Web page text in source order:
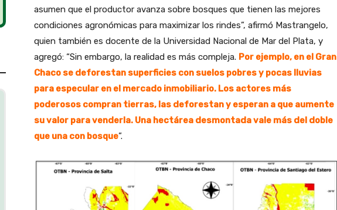
asumen que el productor avanza sobre bosques que tienen las mejores
condiciones agronómicas para maximizar los rindes”, afirmó Mastrangelo,
quien también es docente de la Universidad Nacional de Mar del Plata, y
agregó: “Sin embargo, la realidad es más compleja. Por ejemplo, en el Gran
Chaco se deforestan superficies con suelos pobres y pocas lluvias
para especular en el mercado inmobiliario. Los actores más
poderosos compran tierras, las deforestan y esperan a que aumente
su valor para venderla. Una hectárea desmontada vale más del doble
que una con bosque”.